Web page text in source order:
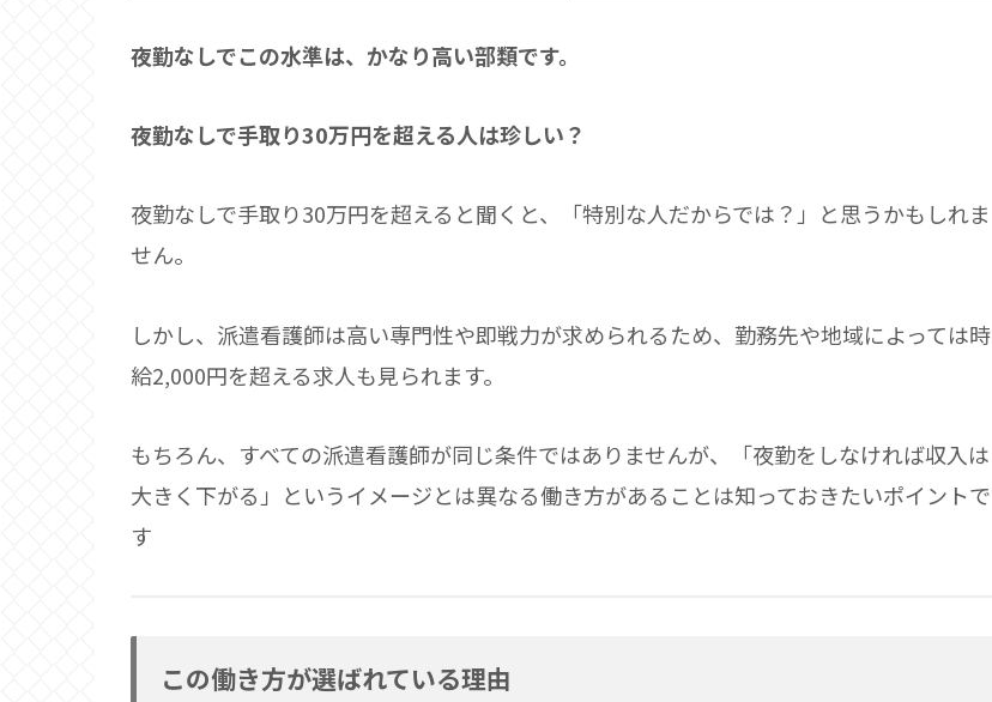
夜勤なしでこの水準は、かなり高い部類です。
夜勤なしで手取り30万円を超える人は珍しい？
夜勤なしで手取り30万円を超えると聞くと、「特別な人だからでは？」と思うかもしれま
せん。
しかし、派遣看護師は高い専門性や即戦力が求められるため、勤務先や地域によっては時
給2,000円を超える求人も見られます。
もちろん、すべての派遣看護師が同じ条件ではありませんが、「夜勤をしなければ収入は
大きく下がる」というイメージとは異なる働き方があることは知っておきたいポイントで
す
この働き方が選ばれている理由